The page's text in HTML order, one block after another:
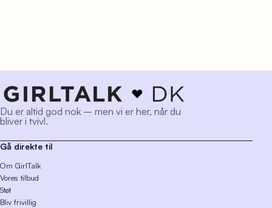
Du er altid god nok – men vi er her, når du
bliver i tvivl.
Gå direkte til
Om GirlTalk
Vores tilbud
Støt
Bliv frivillig